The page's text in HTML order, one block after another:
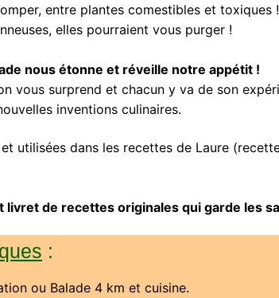
entre plantes comestibles et toxiques !
elles pourraient vous purger !
nous étonne et réveille notre appétit !
vous surprend et chacun y va de son
inventions culinaires.
utilisées dans les recettes de Laure
livret de recettes originales qui garde les
:
ou Balade 4 km et cuisine.